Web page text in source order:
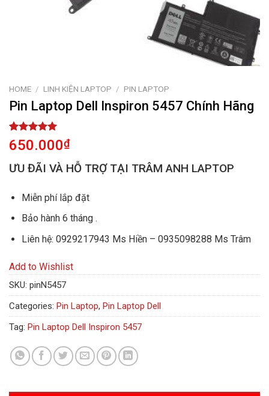
HOME / LINH KIỆN LAPTOP / PIN LAPTOP
Pin Laptop Dell Inspiron 5457 Chính Hãng
Rated
5.00
out of 5
1
customer
650.000₫
ƯU ĐÃI VÀ HỖ TRỢ TẠI TRÂM ANH LAPTOP
Miễn phí lắp đặt
Bảo hành 6 tháng .
Liên hệ: 0929217943 Ms Hiền – 0935098288 Ms Trâm
Add to Wishlist
SKU: pinN5457
Categories: Pin Laptop, Pin Laptop Dell
Tag: Pin Laptop Dell Inspiron 5457